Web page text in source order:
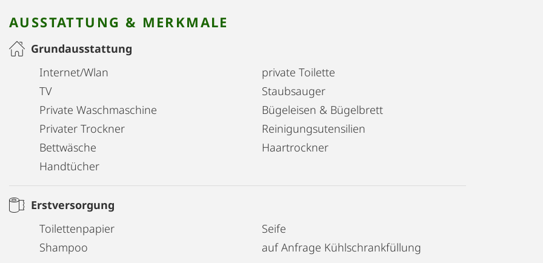
AUSSTATTUNG & MERKMALE
Grundausstattung
Internet/Wlan
TV
Private Waschmaschine
Privater Trockner
Bettwäsche
Handtücher
private Toilette
Staubsauger
Bügeleisen & Bügelbrett
Reinigungsutensilien
Haartrockner
Erstversorgung
Toilettenpapier
Shampoo
Seife
auf Anfrage Kühlschrankfüllung